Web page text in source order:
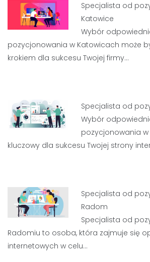
Specjalista od
Katowice
Wybór
pozycjonowania w Katowicach może
krokiem dla sukcesu Twojej firmy…
Specjalista od
Wybór
pozycjonowania
kluczowy dla sukcesu Twojej strony
Specjalista od
Radom
Specjalista od
Radomiu to osoba, która zajmuje się
internetowych w celu…